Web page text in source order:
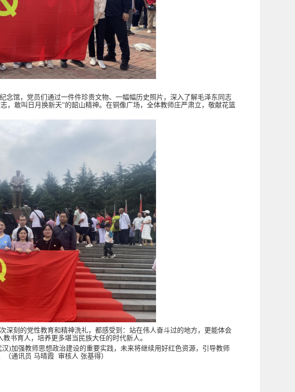
念馆，党员们通过一件件珍贵文物、一幅幅历史照片，深入了解毛泽东同志
，敢叫日月换新天”的韶山精神。在铜像广场，全体教师庄严肃立，敬献花篮
深刻的党性教育和精神洗礼，都感受到：站在伟人奋斗过的地方，更能体会
书育人，培养更多堪当民族大任的时代新人。
汉)加强教师思想政治建设的重要实践，未来将继续用好红色资源，引导教师
（通讯员 马晴霞 审核人 张基得）